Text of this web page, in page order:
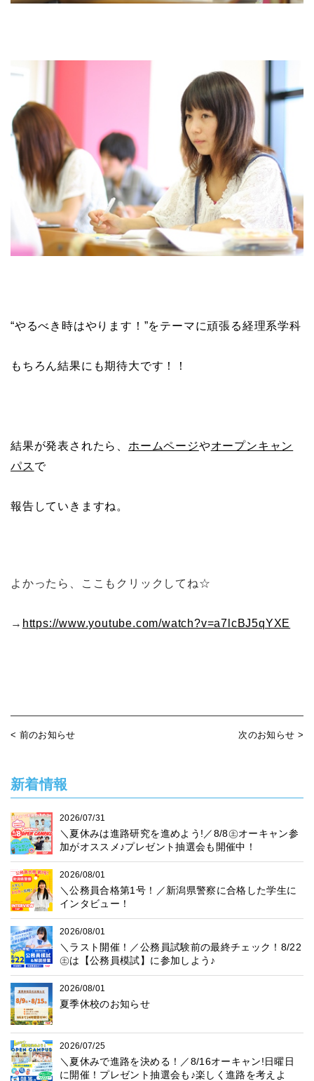
“やるべき時はやります！”をテーマに頑張る経理系学科
もちろん結果にも期待大です！！
結果が発表されたら、 ホームページやオープンキャン
パス で
報告していきますね。
よかったら、ここもクリックしてね☆
→ https://www.youtube.com/watch?v=a7lcBJ5qYXE
< 前のお知らせ 次のお知らせ >
新着情報
2026/07/31
＼夏休みは進路研究を進めよう!／8/8㊏オーキャン参
加がオススメ♪プレゼント抽選会も開催中！
2026/08/01
＼公務員合格第1号！／新潟県警察に合格した学生に
インタビュー！
2026/08/01
＼ラスト開催！／公務員試験前の最終チェック！8/22
㊏は【公務員模試】に参加しよう♪
2026/08/01
夏季休校のお知らせ
2026/07/25
＼夏休みで進路を決める！／8/16オーキャン!日曜日
に開催！プレゼント抽選会も♪楽しく進路を考えよ